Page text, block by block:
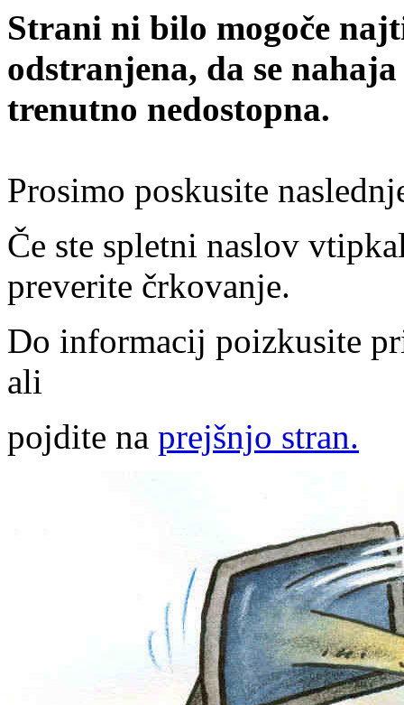
Strani ni bilo mogoče
odstranjena, da se
trenutno nedostopna.
Prosimo poskusite
Če ste spletni naslov
preverite črkovanje.
Do informacij poizkusite
ali
pojdite na prejšnjo stran.